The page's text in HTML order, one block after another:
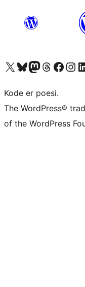
Besøk vår konto på X Visit our Bluesky account
Besøk vår Mastodon-konto
Visit our Threads
Besøk vår Facebook-side
Besøk vår
Kode er poesi.
The WordPress®
of the WordPress